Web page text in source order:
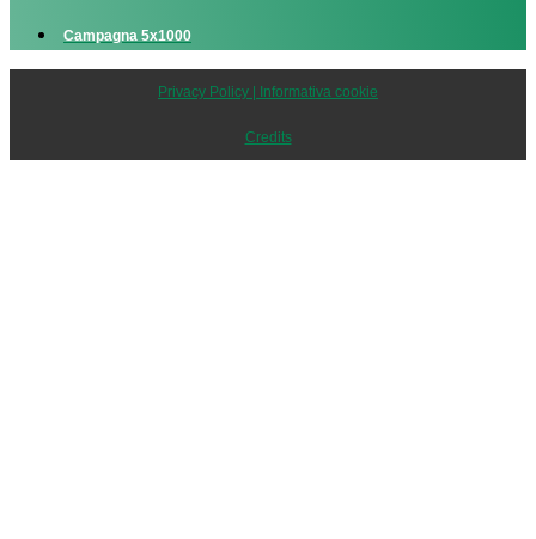
Campagna 5x1000
Privacy Policy | Informativa cookie
Credits